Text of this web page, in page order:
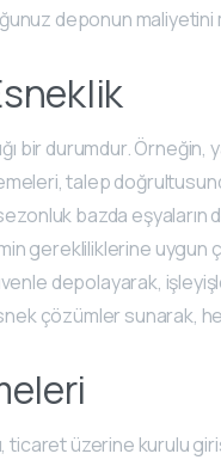
deponun
bir durumdur. Örneğin,
talep
bazda eşyaların
gerekliliklerine uygun
depolayarak,
çözümler sunarak,
ticaret üzerine kurulu